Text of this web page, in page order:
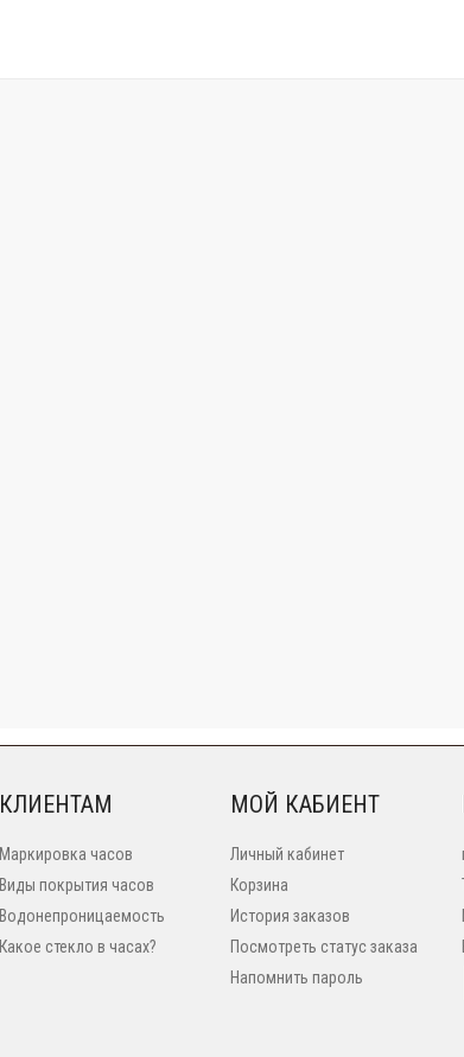
КЛИЕНТАМ
Маркировка часов
Виды покрытия часов
Водонепроницаемость
Какое стекло в часах?
МОЙ КАБИЕНТ
Личный кабинет
Корзина
История заказов
Посмотреть статус заказа
Напомнить пароль